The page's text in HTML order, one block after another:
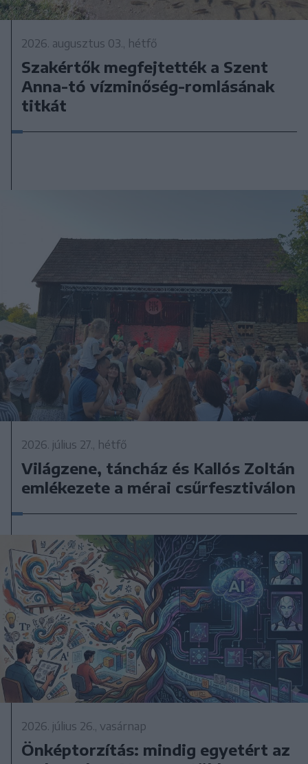
2026. augusztus 03., hétfő
Szakértők megfejtették a Szent
Anna-tó vízminőség-romlásának
titkát
2026. július 27., hétfő
Világzene, táncház és Kallós Zoltán
emlékezete a mérai csűrfesztiválon
2026. július 26., vasárnap
Önképtorzítás: mindig egyetért az